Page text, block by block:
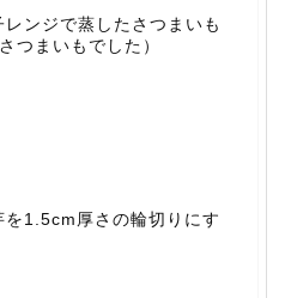
レンジで蒸したさつまいも
つまいもでした）
を1.5cm厚さの輪切りにす